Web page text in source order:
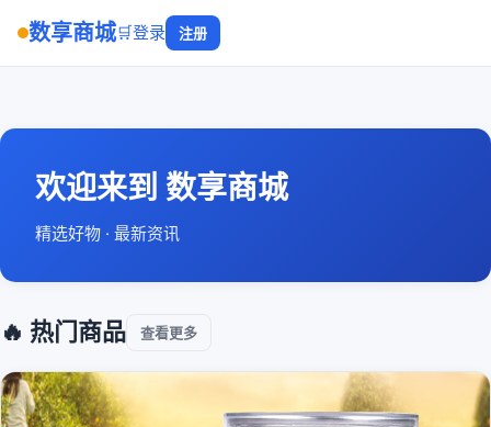
数享商城🛒登录 注册
欢迎来到 数享商城
精选好物 · 最新资讯
🔥 热门商品 查看更多